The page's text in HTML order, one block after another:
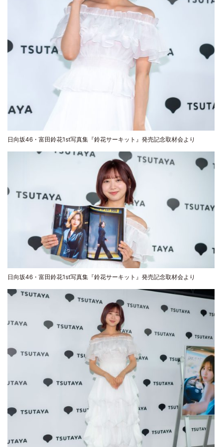
日向坂46・富田鈴花1st写真集『鈴花サーキット』発売記念取材会より
日向坂46・富田鈴花1st写真集『鈴花サーキット』発売記念取材会より